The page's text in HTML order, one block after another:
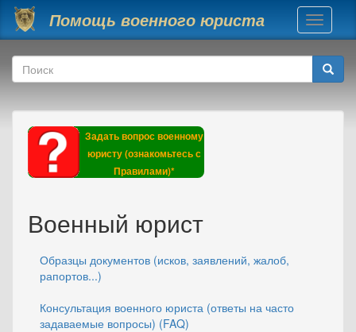
Перейти к основному содержанию
Помощь военного юриста
Toggle
Форма поиска
Поиск
Задать вопрос военному
юристу (ознакомьтесь с
Правилами)*
Военный юрист
Образцы документов (исков, заявлений, жалоб,
рапортов...)
Консультация военного юриста (ответы на часто
задаваемые вопросы) (FAQ)